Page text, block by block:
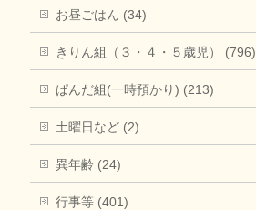
お昼ごはん (34)
きりん組（３・４・５歳児） (796)
ぱんだ組(一時預かり) (213)
土曜日など (2)
異年齢 (24)
行事等 (401)